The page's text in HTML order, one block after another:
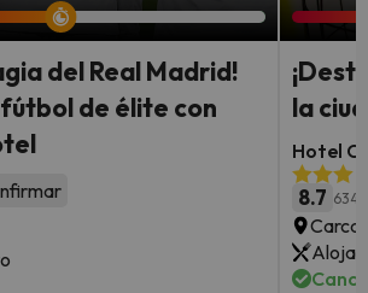
del Real Madrid!
de élite con
la
Hotel
8.7 634